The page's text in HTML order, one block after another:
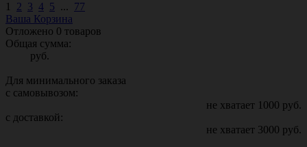
1 2 3 4 5 ... 77
Ваша Корзина
Отложено 0 товаров
Общая сумма:
руб.
Для минимального заказа
с самовывозом:
не хватает 1000 руб.
с доставкой:
не хватает 3000 руб.